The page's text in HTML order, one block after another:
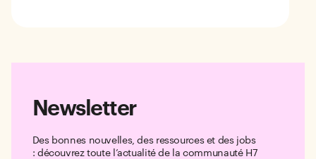
Newsletter
Des bonnes nouvelles, des ressources et des jobs
: découvrez toute l’actualité de la communauté H7